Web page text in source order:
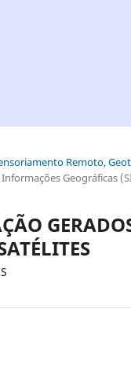
Remoto,
Geográficas